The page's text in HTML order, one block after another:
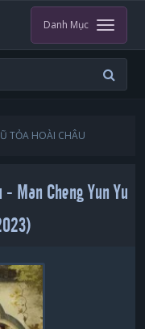
Danh Mục
TỎA HOÀI CHÂU
- Man Cheng Yun Yu